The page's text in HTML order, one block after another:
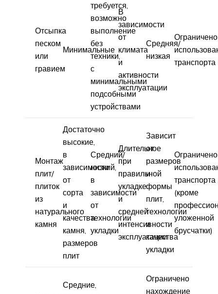
Отсыпка
песком
или
гравием
Минимальные
требуется,
возможно
выполнение
без
техники,
с
минимальными
подсобными
устройствами
В
зависимости
от
климата
и
активности
эксплуатации
Средняя/
низкая
Ограничено
транспорта
Монтаж
плит/
плиток
из
натурального
камня
Достаточно
высокие,
в
зависимости
от
сорта
и
качества
камня,
размеров
плит
Средний/
низкий,
в
зависимости
от
технологии
укладки
Длительное
при
правильной
укладке
и
средней
интенсивности
эксплуатации
Зависит
от
размеров
и
формы
плит,
технологии
и
качества
укладки
Ограничено
транспорта
(кроме
уложенной
брусчатки)
Средние,
Ограничено
нахождение